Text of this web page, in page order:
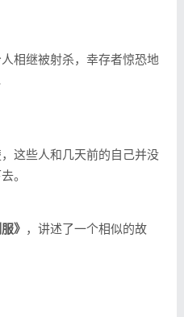
相继被射杀，幸存者惊恐地
这些人和几天前的自己并没
。
》 ，讲述了一个相似的故